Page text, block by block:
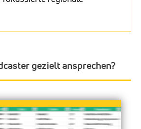
gezielt ansprechen?